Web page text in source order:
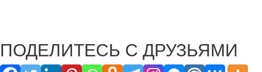
ПОДЕЛИТЕСЬ С ДРУЗЬЯМИ